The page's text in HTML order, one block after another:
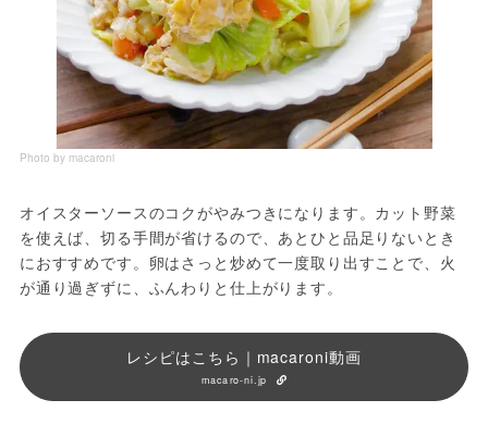
Photo by macaroni
オイスターソースのコクがやみつきになります。カット野菜
を使えば、切る手間が省けるので、あとひと品足りないとき
におすすめです。卵はさっと炒めて一度取り出すことで、火
が通り過ぎずに、ふんわりと仕上がります。
レシピはこちら｜macaroni動画
macaro-ni.jp